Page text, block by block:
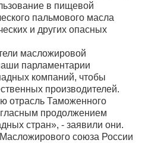
в пищевой
пальмового масла
и других опасных
масложировой
парламентарии
компаний, чтобы
производителей.
отрасль Таможенного
продолжением
стран», - заявили они.
союза России